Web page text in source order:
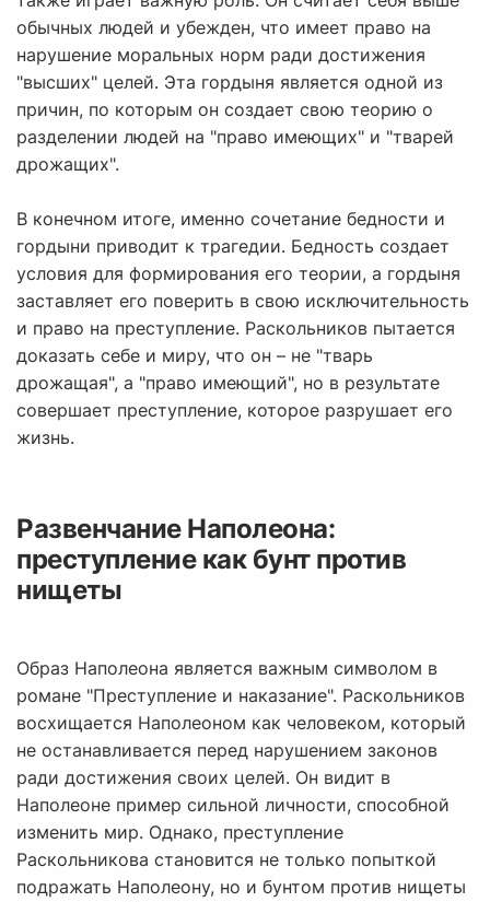
обычных людей и убежден, что имеет право на
нарушение моральных норм ради достижения
"высших" целей. Эта гордыня является одной из
причин, по которым он создает свою теорию о
разделении людей на "право имеющих" и "тварей
дрожащих".
В конечном итоге, именно сочетание бедности и
гордыни приводит к трагедии. Бедность создает
условия для формирования его теории, а гордыня
заставляет его поверить в свою исключительность
и право на преступление. Раскольников пытается
доказать себе и миру, что он – не "тварь
дрожащая", а "право имеющий", но в результате
совершает преступление, которое разрушает его
жизнь.
Развенчание Наполеона:
преступление как бунт против
нищеты
Образ Наполеона является важным символом в
романе "Преступление и наказание". Раскольников
восхищается Наполеоном как человеком, который
не останавливается перед нарушением законов
ради достижения своих целей. Он видит в
Наполеоне пример сильной личности, способной
изменить мир. Однако, преступление
Раскольникова становится не только попыткой
подражать Наполеону, но и бунтом против нищеты